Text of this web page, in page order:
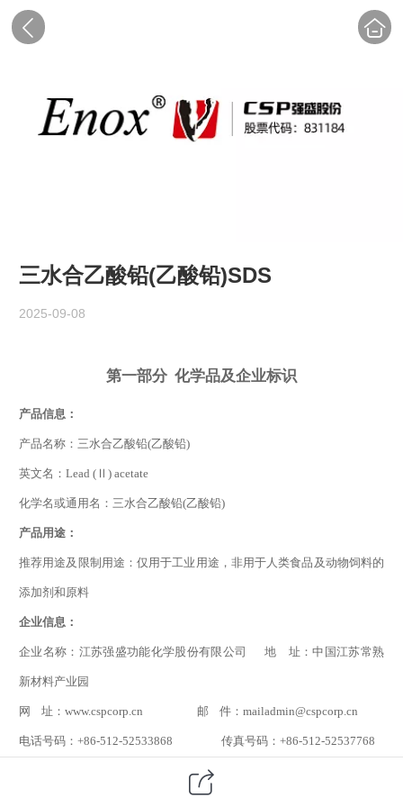
三水合乙酸铅(乙酸铅)SDS
2025-09-08
第一部分 化学品及企业标识
产品信息：
产品名称： 三水合乙酸铅(乙酸铅)
英文名：Lead (Ⅱ) acetate
化学名或通用名： 三水合乙酸铅(乙酸铅)
产品用途：
推荐用途及限制用途：仅用于工业用途，非用于人类食品及动物饲料的
添加剂和原料
企业信息：
企业名称：江苏强盛功能化学股份有限公司 地 址：中国江苏常熟
新材料产业园
网 址： www.cspcorp.cn 邮 件： mailadmin@cspcorp.cn
电话号码： +86-512-52533868 传真号码： +86-512-52537768